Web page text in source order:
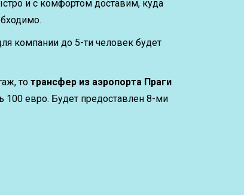
и с комфортом доставим, куда
компании до 5-ти человек будет
то трансфер из аэропорта Праги
100 евро. Будет предоставлен 8-ми